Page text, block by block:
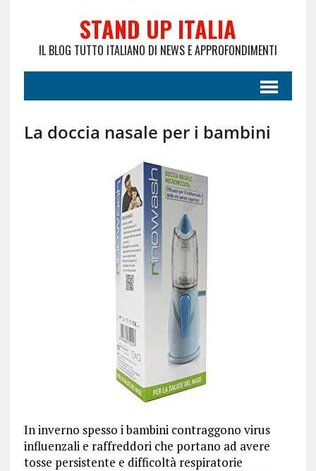
STAND UP ITALIA
IL BLOG TUTTO ITALIANO DI NEWS E APPROFONDIMENTI
La doccia nasale per i bambini
In inverno spesso i bambini contraggono virus
influenzali e raffreddori che portano ad avere
tosse persistente e difficoltà respiratorie